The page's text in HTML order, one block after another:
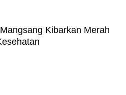
Kibarkan Merah